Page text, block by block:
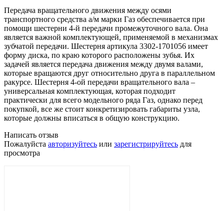
Передача вращательного движения между осями
транспортного средства а/м марки Газ обеспечивается при
помощи шестерни 4-й передачи промежуточного вала. Она
является важной комплектующей, применяемой в механизмах
зубчатой передачи. Шестерня артикула 3302-1701056 имеет
форму диска, по краю которого расположены зубья. Их
задачей является передача движения между двумя валами,
которые вращаются друг относительно друга в параллельном
ракурсе. Шестерня 4-ой передачи вращательного вала –
универсальная комплектующая, которая подходит
практически для всего модельного ряда Газ, однако перед
покупкой, все же стоит конкретизировать габариты узла,
которые должны вписаться в общую конструкцию.
Написать отзыв
Пожалуйста авторизуйтесь или зарегистрируйтесь для
просмотра